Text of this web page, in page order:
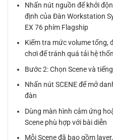
Nhấn nút nguồn để khởi
định của Đàn Workstation
EX 76 phím Flagship
Kiểm tra mức volume tổng,
chơi để tránh quá tải hệ
Bước 2: Chọn Scene và
Nhấn nút SCENE để mở
đàn
Dùng màn hình cảm ứng
Scene phù hợp với bài diễn
Mỗi Scene đã bao gồm